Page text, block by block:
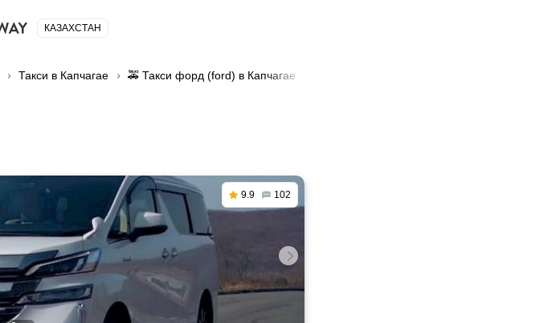
КАЗАХСТАН
Такси в Капчагае 🚕 Такси форд (ford) в Капчагае
9.9 102